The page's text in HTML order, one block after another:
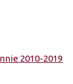
2010-2019